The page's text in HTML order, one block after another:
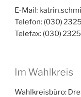
E-Mail:
Telefon: (030)
Telefax: (030)
Im Wahlkreis
Wahlkreisbüro: